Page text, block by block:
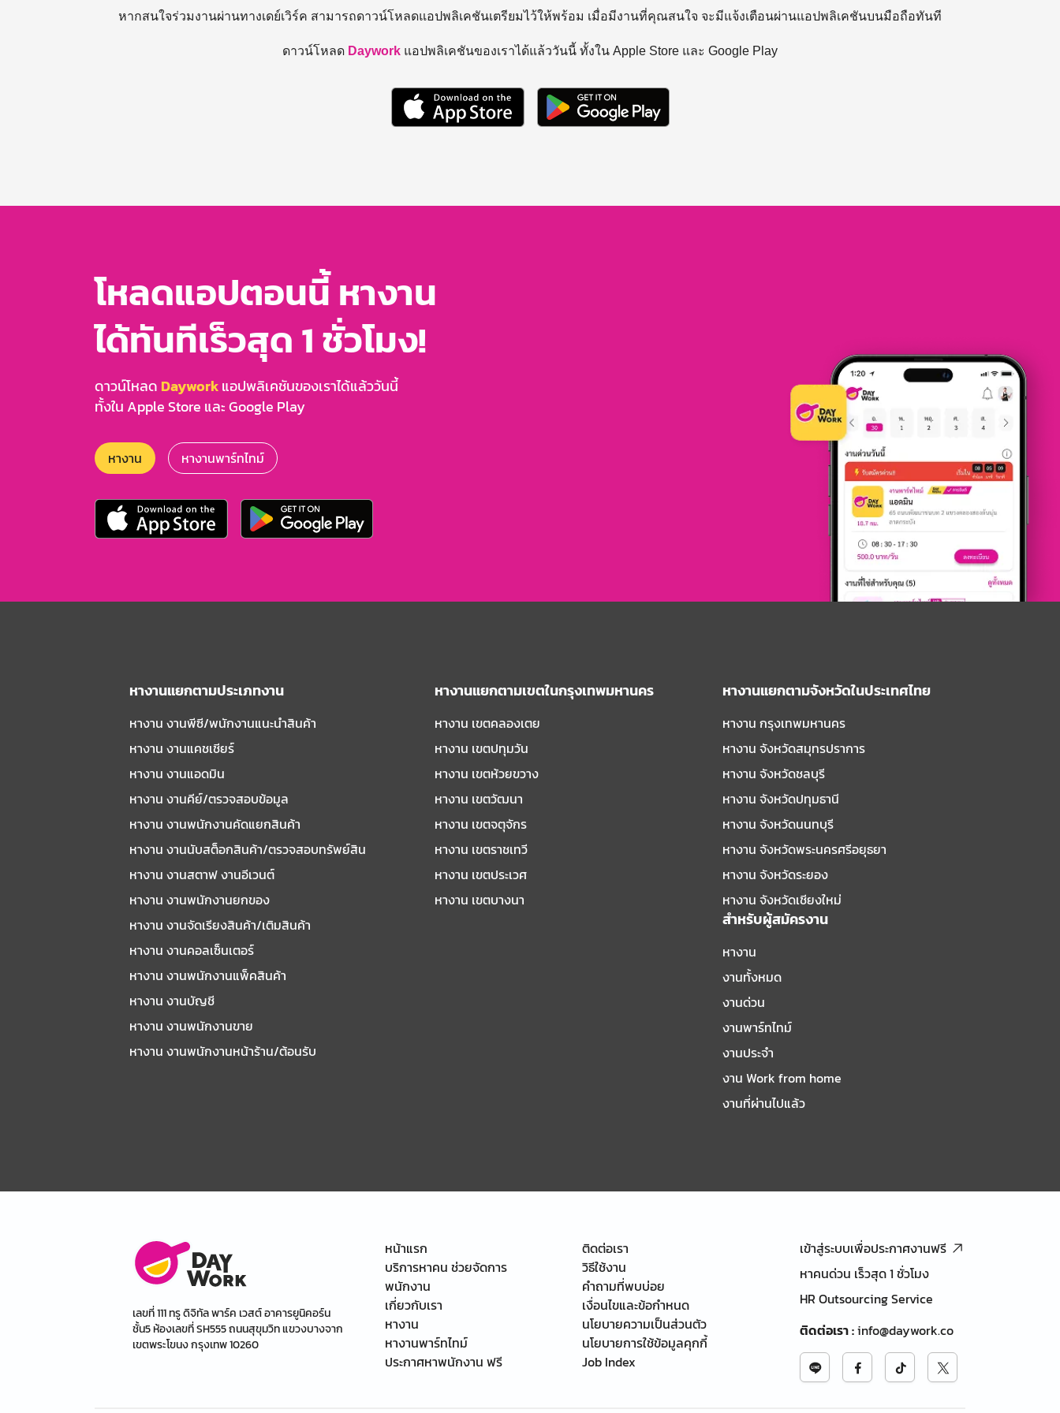
หากสนใจร่วมงานผ่านทางเดย์เวิร์ค สามารถดาวน์โหลดแอปพลิเคชันเตรียมไว้ให้พร้อม เมื่อมีงานที่คุณสนใจ จะมีแจ้งเตือนผ่านแอปพลิเคชันบนมือถือทันที
ดาวน์โหลด Daywork แอปพลิเคชันของเราได้แล้ววันนี้ ทั้งใน Apple Store และ Google Play
โหลดแอปตอนนี้ หางาน
ได้ทันทีเร็วสุด 1 ชั่วโมง!
ดาวน์โหลด Dayworkแอปพลิเคชันของเราได้แล้ววันนี้
ทั้งใน Apple Store และ Google Play
หางาน หางานพาร์ทไทม์
หางานแยกตามประเภทงาน
หางาน งานพีซี/พนักงานแนะนําสินค้า
หางาน งานแคชเชียร์
หางาน งานแอดมิน
หางาน งานคีย์/ตรวจสอบข้อมูล
หางาน งานพนักงานคัดแยกสินค้า
หางาน งานนับสต็อกสินค้า/ตรวจสอบทรัพย์สิน
หางาน งานสตาฟ งานอีเวนต์
หางาน งานพนักงานยกของ
หางาน งานจัดเรียงสินค้า/เติมสินค้า
หางาน งานคอลเซ็นเตอร์
หางาน งานพนักงานแพ็คสินค้า
หางาน งานบัญชี
หางาน งานพนักงานขาย
หางาน งานพนักงานหน้าร้าน/ต้อนรับ
หางานแยกตามเขตในกรุงเทพมหานคร
หางาน เขตคลองเตย
หางาน เขตปทุมวัน
หางาน เขตห้วยขวาง
หางาน เขตวัฒนา
หางาน เขตจตุจักร
หางาน เขตราชเทวี
หางาน เขตประเวศ
หางาน เขตบางนา
หางานแยกตามจังหวัดในประเทศไทย
หางาน กรุงเทพมหานคร
หางาน จังหวัดสมุทรปราการ
หางาน จังหวัดชลบุรี
หางาน จังหวัดปทุมธานี
หางาน จังหวัดนนทบุรี
หางาน จังหวัดพระนครศรีอยุธยา
หางาน จังหวัดระยอง
หางาน จังหวัดเชียงใหม่
สำหรับผู้สมัครงาน
หางาน
งานทั้งหมด
งานด่วน
งานพาร์ทไทม์
งานประจำ
งาน Work from home
งานที่ผ่านไปแล้ว
เลขที่ 111 ทรู ดิจิทัล พาร์ค เวสต์ อาคารยูนิคอร์น
ชั้น5 ห้องเลขที่ SH555 ถนนสุขุมวิท แขวงบางจาก
เขตพระโขนง กรุงเทพ 10260
หน้าแรก
บริการหาคน ช่วยจัดการ
พนักงาน
เกี่ยวกับเรา
หางาน
หางานพาร์ทไทม์
ประกาศหาพนักงาน ฟรี
ติดต่อเรา
วิธีใช้งาน
คำถามที่พบบ่อย
เงื่อนไขและข้อกำหนด
นโยบายความเป็นส่วนตัว
นโยบายการใช้ข้อมูลคุกกี้
Job Index
เข้าสู่ระบบเพื่อประกาศงานฟรี
หาคนด่วน เร็วสุด 1 ชั่วโมง
HR Outsourcing Service
ติดต่อเรา:info@daywork.co